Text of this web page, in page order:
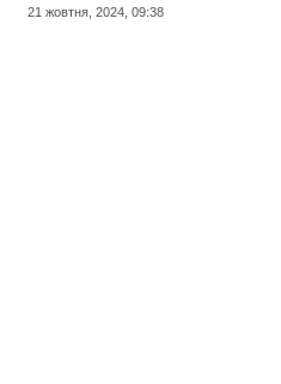
21 жовтня, 2024, 09:38